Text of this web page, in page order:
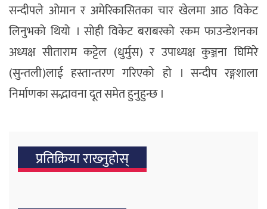
सन्दीपले ओमान र अमेरिकासितका चार खेलमा आठ विकेट
लिनुभको थियो । सोही विकेट बराबरको रकम फाउन्डेशनका
अध्यक्ष सीताराम कट्टेल (धुर्मुस) र उपाध्यक्ष कुञ्जना घिमिरे
(सुन्तली)लाई हस्तान्तरण गरिएको हो । सन्दीप रङ्गशाला
निर्माणका सद्भावना दूत समेत हुनुहुन्छ ।
प्रतिक्रिया राख्‍नुहोस्